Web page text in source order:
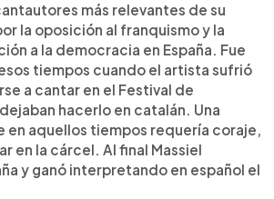
más relevantes de su
la oposición al franquismo y la
a la democracia en España. Fue
tiempos cuando el artista sufrió
a cantar en el Festival de
hacerlo en catalán. Una
en aquellos tiempos requería coraje,
en la cárcel. Al final Massiel
y ganó interpretando en español el